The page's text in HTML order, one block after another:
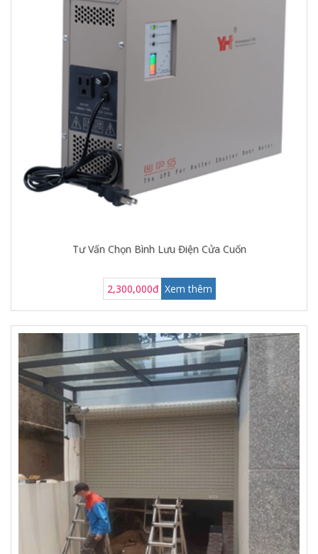
Tư Vấn Chọn Bình Lưu Điện Cửa Cuốn
2,300,000đ Xem thêm